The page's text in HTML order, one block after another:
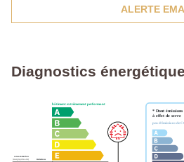
ALERTE
Diagnostics